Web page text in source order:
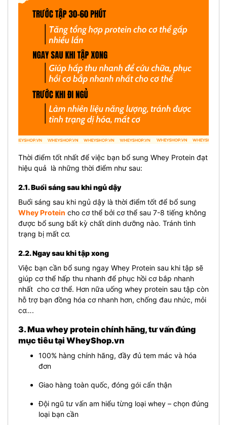
Thời điểm tốt nhất để việc bạn bổ sung Whey Protein đạt
hiệu quả là những thời điểm như sau:
2.1. Buổi sáng sau khi ngủ dậy
Buổi sáng sau khi ngủ dậy là thời điểm tốt để bổ sung
Whey Protein cho cơ thể bởi cơ thể sau 7-8 tiếng không
được bổ sung bất kỳ chất dinh dưỡng nào. Tránh tình
trạng bị mất cơ.
2.2. Ngay sau khi tập xong
Việc bạn cần bổ sung ngay Whey Protein sau khi tập sẽ
giúp cơ thể hấp thu nhanh để phục hồi cơ bắp nhanh
nhất cho cơ thể. Hơn nữa uống whey protein sau tập còn
hỗ trợ bạn đồng hóa cơ nhanh hơn, chống đau nhức, mỏi
cơ….
3. Mua whey protein chính hãng, tư vấn đúng
mục tiêu tại WheyShop.vn
100% hàng chính hãng, đầy đủ tem mác và hóa
đơn
Giao hàng toàn quốc, đóng gói cẩn thận
Đội ngũ tư vấn am hiểu từng loại whey – chọn đúng
loại bạn cần